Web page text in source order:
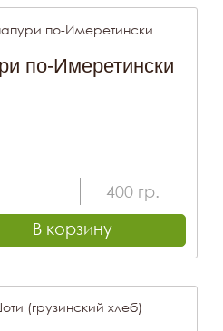
по-Имеретински
400 гр.
В корзину